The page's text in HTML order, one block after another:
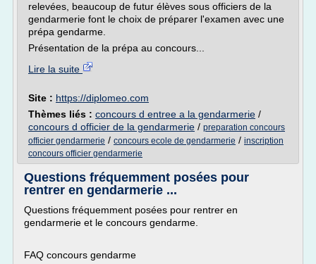
relevées, beaucoup de futur élèves sous officiers de la
gendarmerie font le choix de préparer l'examen avec une
prépa gendarme.
Présentation de la prépa au concours...
Lire la suite
Site : https://diplomeo.com
Thèmes liés : concours d entree a la gendarmerie /
concours d officier de la gendarmerie / preparation concours
officier gendarmerie / concours ecole de gendarmerie / inscription
concours officier gendarmerie
Questions fréquemment posées pour
rentrer en gendarmerie ...
Questions fréquemment posées pour rentrer en
gendarmerie et le concours gendarme.
FAQ concours gendarme